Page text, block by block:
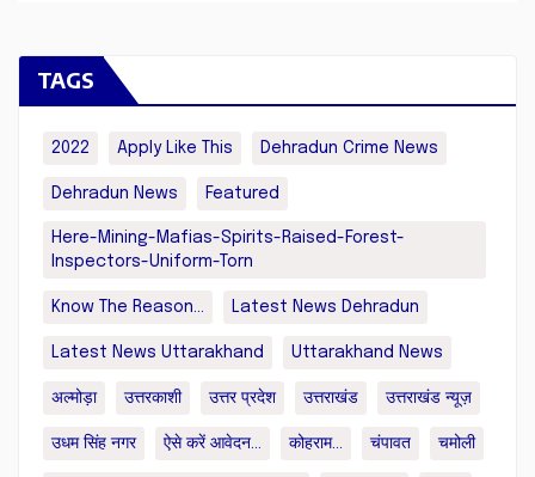
TAGS
2022 Apply Like This Dehradun Crime News
Dehradun News Featured
Here-Mining-Mafias-Spirits-Raised-Forest-
Inspectors-Uniform-Torn
Know The Reason... Latest News Dehradun
Latest News Uttarakhand Uttarakhand News
अल्मोड़ा उत्तरकाशी उत्तर प्रदेश उत्तराखंड उत्तराखंड न्यूज़
उधम सिंह नगर ऐसे करें आवेदन... कोहराम... चंपावत चमोली